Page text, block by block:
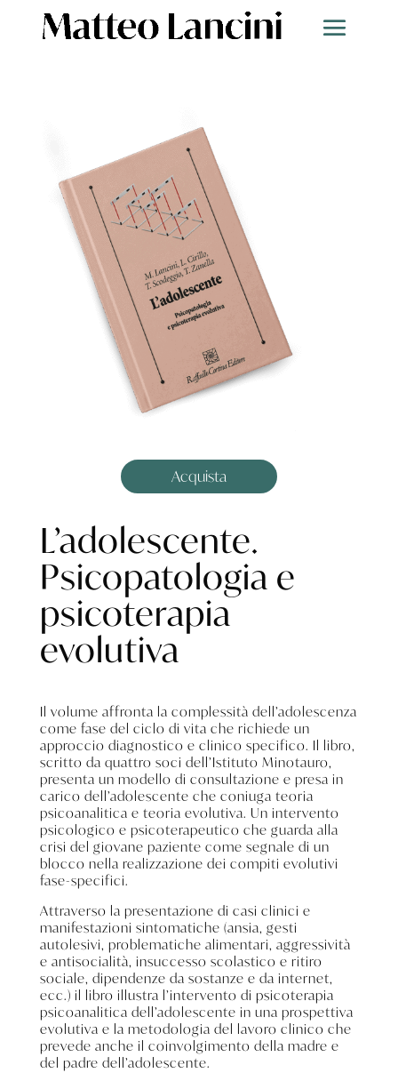
Acquista
L’adolescente.
Psicopatologia e
psicoterapia
evolutiva
Il volume affronta la complessità dell’adolescenza
come fase del ciclo di vita che richiede un
approccio diagnostico e clinico specifico. Il libro,
scritto da quattro soci dell’Istituto Minotauro,
presenta un modello di consultazione e presa in
carico dell’adolescente che coniuga teoria
psicoanalitica e teoria evolutiva. Un intervento
psicologico e psicoterapeutico che guarda alla
crisi del giovane paziente come segnale di un
blocco nella realizzazione dei compiti evolutivi
fase-specifici.
Attraverso la presentazione di casi clinici e
manifestazioni sintomatiche (ansia, gesti
autolesivi, problematiche alimentari, aggressività
e antisocialità, insuccesso scolastico e ritiro
sociale, dipendenze da sostanze e da internet,
ecc.) il libro illustra l’intervento di psicoterapia
psicoanalitica dell’adolescente in una prospettiva
evolutiva e la metodologia del lavoro clinico che
prevede anche il coinvolgimento della madre e
del padre dell’adolescente.